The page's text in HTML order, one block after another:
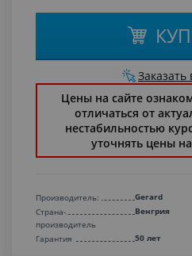
Заказать
Цены на сайте
отличаться от
нестабильностью
уточнять цены
Производитель:
Gerard
Страна-
производитель
Венгрия
Гарантия 50 лет